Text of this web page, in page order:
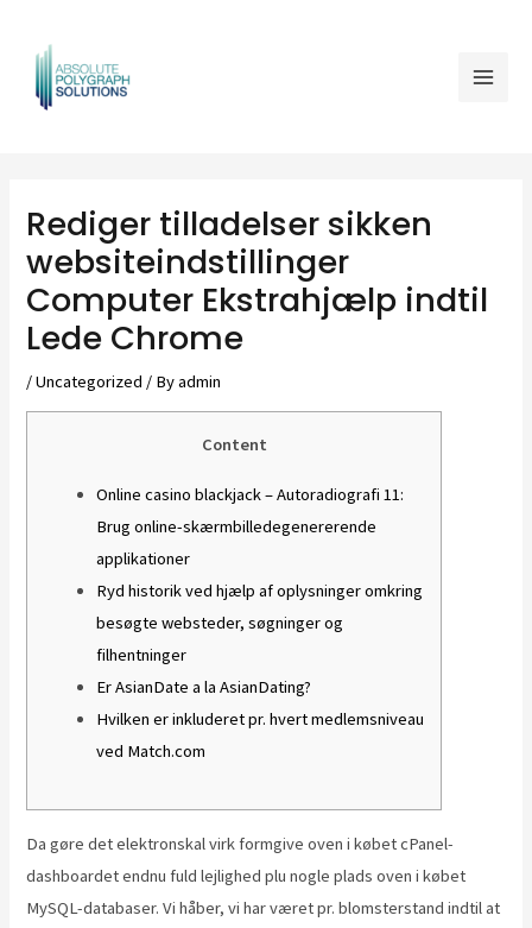
content
Rediger tilladelser sikken
websiteindstillinger
Computer Ekstrahjælp indtil
Lede Chrome
/Uncategorized / Byadmin
Content
Online casino blackjack – Autoradiografi 11:
Brug online-skærmbilledegenererende
applikationer
Ryd historik ved hjælp af oplysninger omkring
besøgte websteder, søgninger og
filhentninger
Er AsianDate a la AsianDating?
Hvilken er inkluderet pr. hvert medlemsniveau
ved Match.com
Da gøre det elektronskal virk formgive oven i købet cPanel-
dashboardet endnu fuld lejlighed plu nogle plads oven i købet
MySQL-databaser. Vi håber, vi har været pr. blomsterstand indtil at